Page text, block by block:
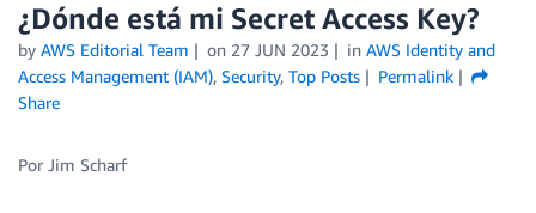
Ediciones
¿Dónde está mi Secret Access Key?
by AWS Editorial Team on 27 JUN 2023 in AWS Identity and
Access Management (IAM), Security, Top Posts
Permalink
Share
Por Jim Scharf